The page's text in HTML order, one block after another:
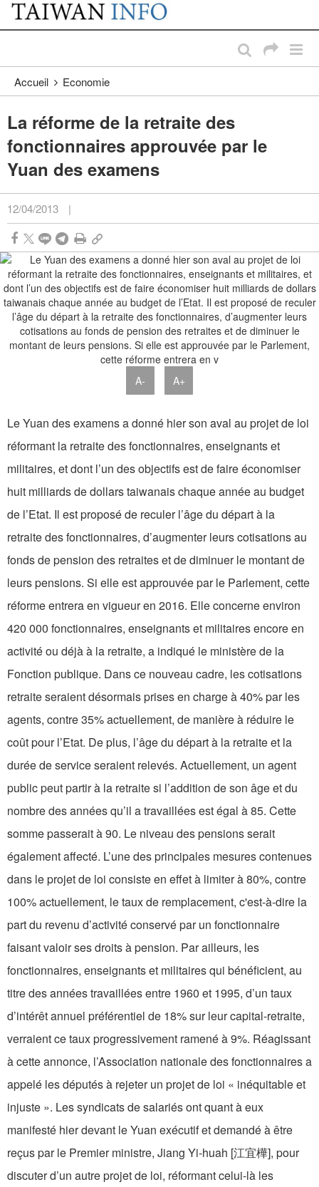
Passer au contenu principal
:::
Accueil Economie
La réforme de la retraite des
fonctionnaires approuvée par le
Yuan des examens
12/04/2013 |
A- A+
Le Yuan des examens a donné hier son aval au projet de loi
réformant la retraite des fonctionnaires, enseignants et
militaires, et dont l’un des objectifs est de faire économiser
huit milliards de dollars taiwanais chaque année au budget
de l’Etat. Il est proposé de reculer l’âge du départ à la
retraite des fonctionnaires, d’augmenter leurs cotisations au
fonds de pension des retraites et de diminuer le montant de
leurs pensions. Si elle est approuvée par le Parlement, cette
réforme entrera en vigueur en 2016. Elle concerne environ
420 000 fonctionnaires, enseignants et militaires encore en
activité ou déjà à la retraite, a indiqué le ministère de la
Fonction publique. Dans ce nouveau cadre, les cotisations
retraite seraient désormais prises en charge à 40% par les
agents, contre 35% actuellement, de manière à réduire le
coût pour l’Etat. De plus, l’âge du départ à la retraite et la
durée de service seraient relevés. Actuellement, un agent
public peut partir à la retraite si l’addition de son âge et du
nombre des années qu’il a travaillées est égal à 85. Cette
somme passerait à 90. Le niveau des pensions serait
également affecté. L’une des principales mesures contenues
dans le projet de loi consiste en effet à limiter à 80%, contre
100% actuellement, le taux de remplacement, c'est-à-dire la
part du revenu d’activité conservé par un fonctionnaire
faisant valoir ses droits à pension. Par ailleurs, les
fonctionnaires, enseignants et militaires qui bénéficient, au
titre des années travaillées entre 1960 et 1995, d’un taux
d’intérêt annuel préférentiel de 18% sur leur capital-retraite,
verraient ce taux progressivement ramené à 9%. Réagissant
à cette annonce, l’Association nationale des fonctionnaires a
appelé les députés à rejeter un projet de loi « inéquitable et
injuste ». Les syndicats de salariés ont quant à eux
manifesté hier devant le Yuan exécutif et demandé à être
reçus par le Premier ministre, Jiang Yi-huah [江宜樺], pour
discuter d’un autre projet de loi, réformant celui-là les